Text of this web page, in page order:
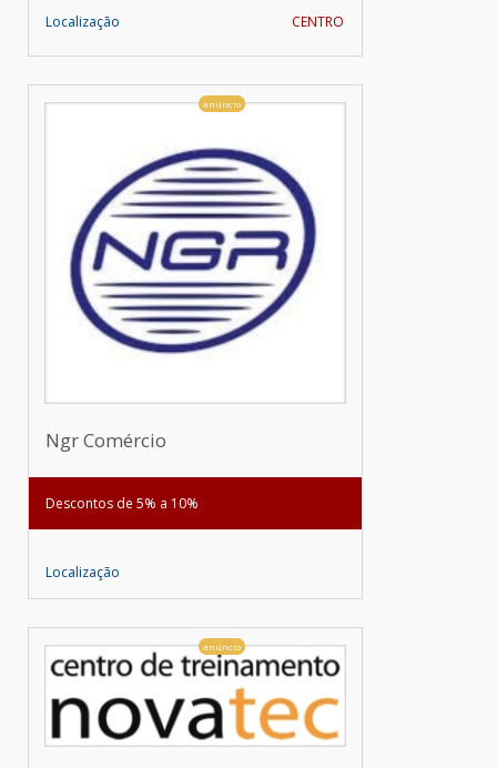
Localização CENTRO
anúncio
Ngr Comércio
Descontos de 5% a 10%
Localização
anúncio